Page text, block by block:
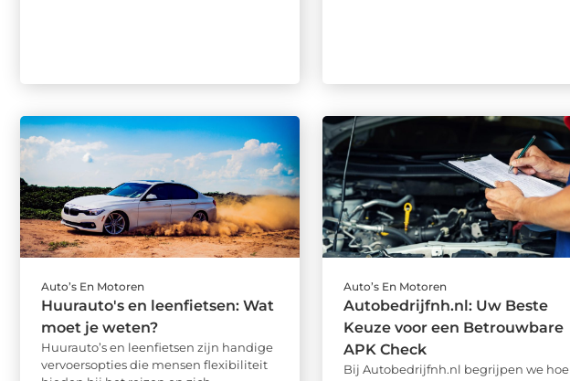
Auto’s En Motoren
Huurauto's en leenfietsen: Wat
moet je weten?
Huurauto’s en leenfietsen zijn handige
vervoersopties die mensen flexibiliteit
Auto’s En Motoren
Autobedrijfnh.nl: Uw Beste
Keuze voor een Betrouwbare
APK Check
Bij Autobedrijfnh.nl begrijpen we hoe